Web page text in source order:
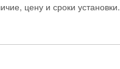
цену и сроки установки.